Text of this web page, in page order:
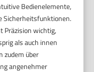
Bedienelemente,
Sicherheitsfunktionen.
Präzision wichtig,
als auch innen
zudem über
angenehmer